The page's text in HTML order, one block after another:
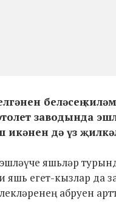
беләсең
заводында
дә үз
яшьләр
егет-кызлар да
абруен